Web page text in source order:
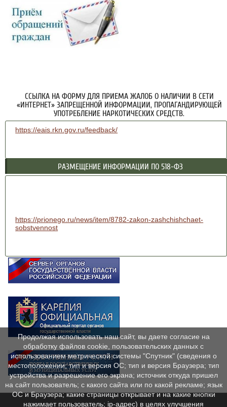
ССЫЛКА НА ФОРМУ ДЛЯ ПРИЕМА ЖАЛОБ О НАЛИЧИИ В СЕТИ
«ИНТЕРНЕТ» ЗАПРЕЩЕННОЙ ИНФОРМАЦИИ, ПРОПАГАНДИРУЮЩЕЙ
УПОТРЕБЛЕНИЕ НАРКОТИЧЕСКИХ СРЕДСТВ.
https://eais.rkn.gov.ru/feedback/
РАЗМЕЩЕНИЕ ИНФОРМАЦИИ ПО 518-ФЗ
https://prionego.ru/news/item/8782-zakon-zashchishchaet-
sobstvennost
Продолжая использовать наш сайт, вы даете согласие на
обработку файлов cookie, пользовательских данных с
использованием метрической системы "Спутник" (сведения о
местоположении; тип и версия ОС; тип и версия Браузера; тип
устройства и разрешение его экрана; источник откуда пришел
на сайт пользователь; с какого сайта или по какой рекламе; язык
ОС и Браузера; какие страницы открывает и на какие кнопки
нажимает пользователь; ip-адрес) в целях улучшения